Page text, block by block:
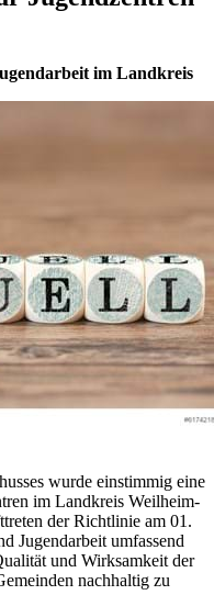
im Landkreis
wurde einstimmig eine
im Landkreis Weilheim-
der Richtlinie am 01.
Jugendarbeit umfassend
und Wirksamkeit der
nachhaltig zu